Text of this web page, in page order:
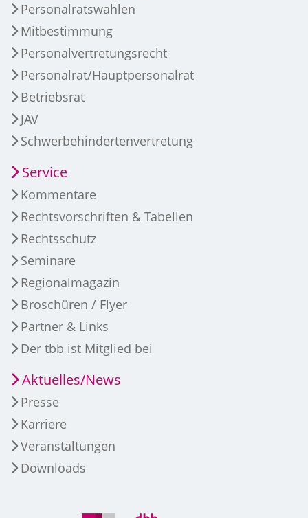
Personalratswahlen
Mitbestimmung
Personalvertretungsrecht
Personalrat/Hauptpersonalrat
Betriebsrat
JAV
Schwerbehindertenvertretung
Service
Kommentare
Rechtsvorschriften & Tabellen
Rechtsschutz
Seminare
Regionalmagazin
Broschüren / Flyer
Partner & Links
Der tbb ist Mitglied bei
Aktuelles/News
Presse
Karriere
Veranstaltungen
Downloads